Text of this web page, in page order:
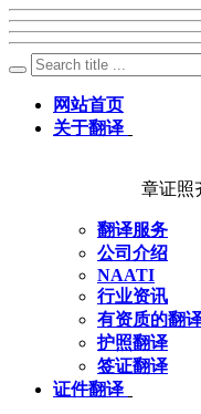
网站首页
关于翻译
章证照
翻译服务
公司介绍
NAATI
行业资讯
有资质的翻
护照翻译
签证翻译
证件翻译